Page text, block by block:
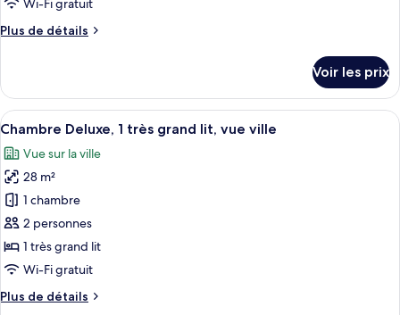
vue
ville
chambre :
très
grand
lit
Wi-Fi gratuit
Plus de détails
Plus
le
type
de
Chambre
Premium,
très
grand
lit
Voir les prix
Afficher
toutes
les
photos
pour
ce
type
de
chambre :
Chambre
Une chambre d’hôtel avec un
8
Chambre Deluxe, 1 très grand lit, vue ville
Vue sur la ville
28 m²
1 chambre
2 personnes
1 très grand lit
Wi-Fi gratuit
Plus de détails
Plus